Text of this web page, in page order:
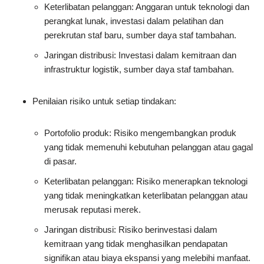
Keterlibatan pelanggan: Anggaran untuk teknologi dan
perangkat lunak, investasi dalam pelatihan dan
perekrutan staf baru, sumber daya staf tambahan.
Jaringan distribusi: Investasi dalam kemitraan dan
infrastruktur logistik, sumber daya staf tambahan.
Penilaian risiko untuk setiap tindakan:
Portofolio produk: Risiko mengembangkan produk
yang tidak memenuhi kebutuhan pelanggan atau gagal
di pasar.
Keterlibatan pelanggan: Risiko menerapkan teknologi
yang tidak meningkatkan keterlibatan pelanggan atau
merusak reputasi merek.
Jaringan distribusi: Risiko berinvestasi dalam
kemitraan yang tidak menghasilkan pendapatan
signifikan atau biaya ekspansi yang melebihi manfaat.